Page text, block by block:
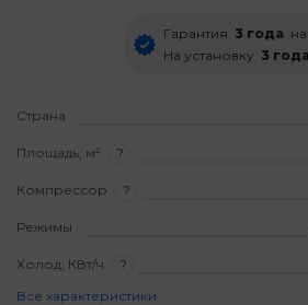
Гарантия 3 года
На установку 3 года
Страна
Площадь, м² ?
Компрессор ?
Режимы
Холод, КВт/ч ?
Все характеристики